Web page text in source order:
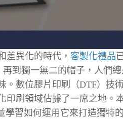
差異化的時代， 客製化禮品
到獨一無二的帽子，人們
。數位膠片印刷（DTF）技
印刷領域佔據了一席之地。
學習如何運用它來打造獨特